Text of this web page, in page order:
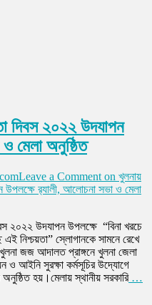
দিবস ২০২২ উদযাপন
মেলা অনুষ্ঠিত
Leave a Comment on খুলনায়
র‌্যালী, আলোচনা সভা ও মেলা
উদযাপন উপলক্ষে “বিনা খরচে
এই নিশ্চয়তা” স্লোগানকে সামনে রেখে
জজ আদালত প্রাঙ্গনে খুলনা জেলা
ও আইনি সুরক্ষা কর্মসূচির উদ্যোগে
হয়।মেলায় স্থানীয় সরকারি…